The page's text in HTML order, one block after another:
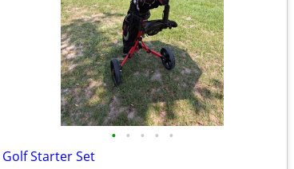
• • • • •
Golf Starter Set